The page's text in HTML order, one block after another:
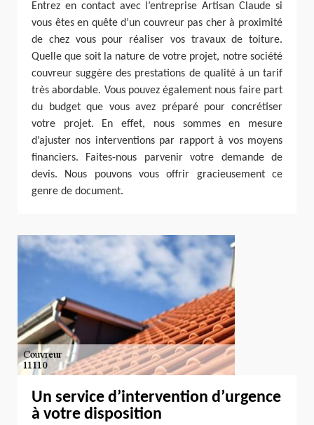
Entrez en contact avec l’entreprise Artisan Claude si
vous êtes en quête d’un couvreur pas cher à proximité
de chez vous pour réaliser vos travaux de toiture.
Quelle que soit la nature de votre projet, notre société
couvreur suggère des prestations de qualité à un tarif
très abordable. Vous pouvez également nous faire part
du budget que vous avez préparé pour concrétiser
votre projet. En effet, nous sommes en mesure
d’ajuster nos interventions par rapport à vos moyens
financiers. Faites-nous parvenir votre demande de
devis. Nous pouvons vous offrir gracieusement ce
genre de document.
Un service d’intervention d’urgence
à votre disposition